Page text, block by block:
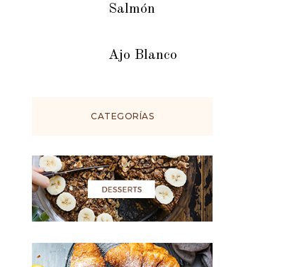
Salmón
Ajo Blanco
CATEGORÍAS